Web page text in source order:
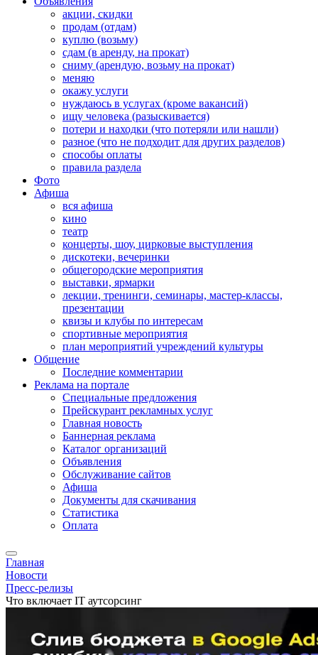
акции, скидки
продам (отдам)
куплю (возьму)
сдам (в аренду, на прокат)
сниму (арендую, возьму на прокат)
меняю
окажу услуги
нуждаюсь в услугах (кроме вакансий)
ищу человека (разыскивается)
потери и находки (что потеряли или нашли)
разное (что не подходит для других разделов)
способы оплаты
правила раздела
Фото
Афиша
вся афиша
кино
театр
концерты, шоу, цирковые выступления
дискотеки, вечеринки
общегородские мероприятия
выставки, ярмарки
лекции, тренинги, семинары, мастер-классы,
презентации
квизы и клубы по интересам
спортивные мероприятия
план мероприятий учреждений культуры
Общение
Последние комментарии
Реклама на портале
Специальные предложения
Прейскурант рекламных услуг
Главная новость
Баннерная реклама
Каталог организаций
Объявления
Обслуживание сайтов
Афиша
Документы для скачивания
Статистика
Оплата
Главная
Новости
Пресс-релизы
Что включает IT аутсорсинг